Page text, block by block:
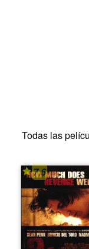
Todas las
7.6